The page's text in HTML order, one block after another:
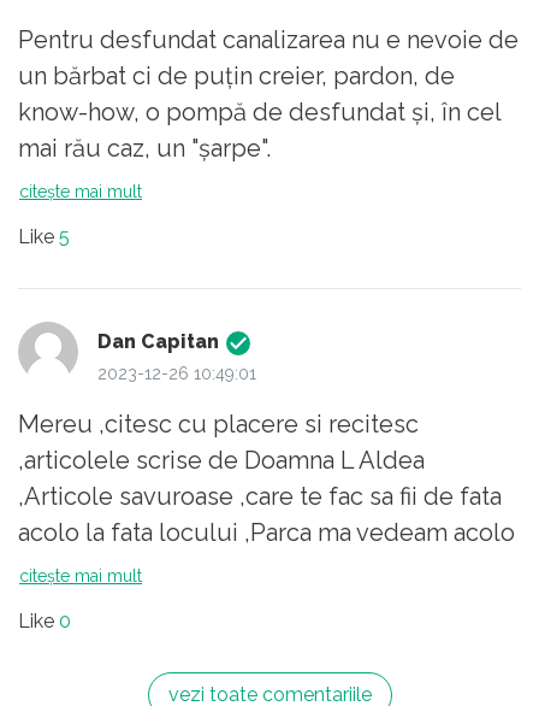
Pentru desfundat canalizarea nu e nevoie de
un bărbat ci de puțin creier, pardon, de
know-how, o pompă de desfundat și, în cel
mai rău caz, un "șarpe".
Bărbatul ar fi bun să nu stați singură pe blana
perpetuați specia.
Ho, ho, ho!!!
citește mai mult
Like 5
Dan Capitan
2023-12-26 10:49:01
Mereu ,citesc cu placere si recitesc
,articolele scrise de Doamna L Aldea
,Articole savuroase ,care te fac sa fii de fata
acolo la fata locului ,Parca ma vedeam acolo
cu,,sarpele in mana ,,( sarpe se zice la acea
pe santier peste 40 ani in inst electrice ,si
citește mai mult
Like 0
vezi toate comentariile